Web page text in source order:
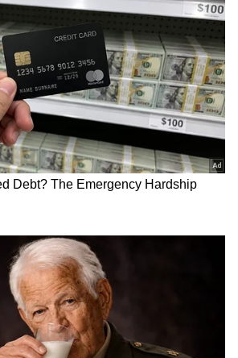
ప్రాంతంలో ఇటీవలి కాలంలో
ఒక దశాబ్దానికి పైగా మిలిటెన్సీ,
భయాన్ని కలిగిస్తోంది.
స్వాత్‌లో తెహ్రిక్-ఇ-తాలిబాన్
2000ల ప్రారంభంలో
తెచ్చింది.
| CM
tour | Asianet
ఏపీలో
Telugu